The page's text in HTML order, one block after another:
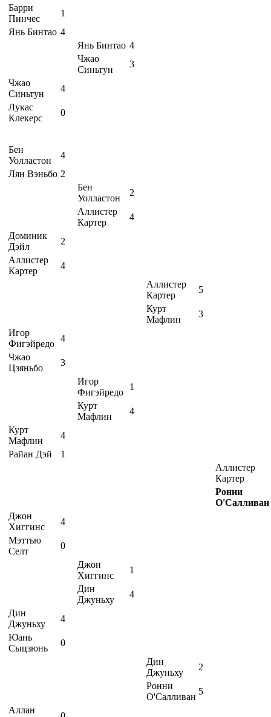
Барри
Пинчес
1
Янь Бинтао 4
Янь Бинтао 4
Чжао
Синьтун
3
Чжао
Синьтун
4
Лукас
Клекерс
0
Бен
Уолластон
4
Лян Вэньбо 2
Бен
Уолластон
2
Аллистер
Картер
4
Доминик
Дэйл
2
Аллистер
Картер
4
Аллистер
Картер
5
Курт
Мафлин
3
Игор
Фигэйредо
4
Чжао
Цзяньбо
3
Игор
Фигэйредо
1
Курт
Мафлин
4
Курт
Мафлин
4
Райан Дэй
1
Аллистер
Картер
Ронни
О'Салливан
Джон
Хиггинс
4
Мэттью
Селт
0
Джон
Хиггинс
1
Дин
Джуньху
4
Дин
Джуньху
4
Юань
Сыцзюнь
0
Дин
Джуньху
2
Ронни
О'Салливан
5
Аллан